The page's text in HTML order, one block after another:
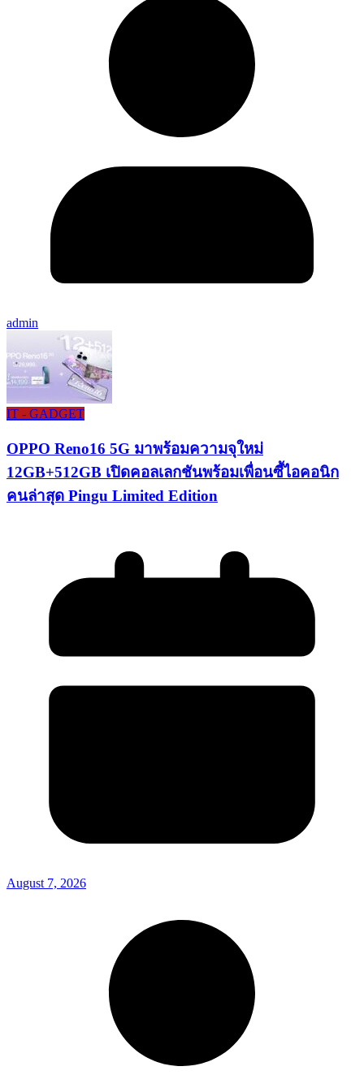
admin
IT - GADGET
OPPO Reno16 5G มาพร้อมความจุใหม่
12GB+512GB เปิดคอลเลกชันพร้อมเพื่อนซี้ไอคอนิก
คนล่าสุด Pingu Limited Edition
August 7, 2026